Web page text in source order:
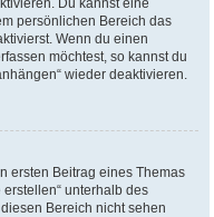
Du kannst eine
persönlichen Bereich das
Wenn du einen
möchtest, so kannst du
wieder deaktivieren.
ersten Beitrag eines Themas
unterhalb des
Bereich nicht sehen